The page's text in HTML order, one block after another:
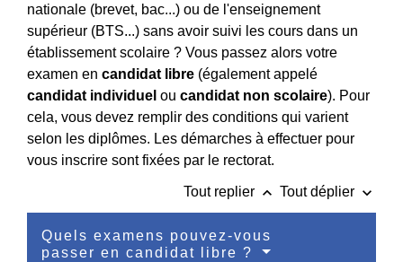
nationale (brevet, bac...) ou de l'enseignement
supérieur (BTS...) sans avoir suivi les cours dans un
établissement scolaire ? Vous passez alors votre
examen en candidat libre (également appelé
candidat individuel ou candidat non scolaire). Pour
cela, vous devez remplir des conditions qui varient
selon les diplômes. Les démarches à effectuer pour
vous inscrire sont fixées par le rectorat.
Tout replier keyboard_arrow_up Tout déplier keyboard_arrow_down
Quels examens pouvez-vous
passer en candidat libre ?